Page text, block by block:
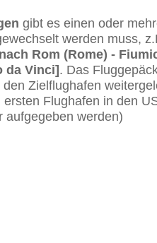
gibt es einen oder
werden muss,
Rom (Rome) -
da Vinci]. Das
Zielflughafen
Flughafen in den
aufgegeben werden)